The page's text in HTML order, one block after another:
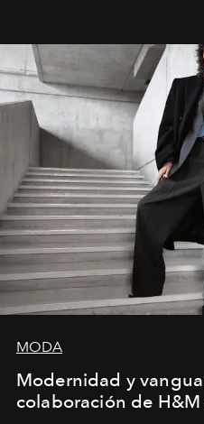
MODA
Modernidad y
colaboración de H&M